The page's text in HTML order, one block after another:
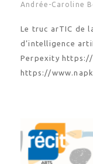
Andrée-Caroline
Le truc arTIC de
d’intelligence
Perpexity
https://